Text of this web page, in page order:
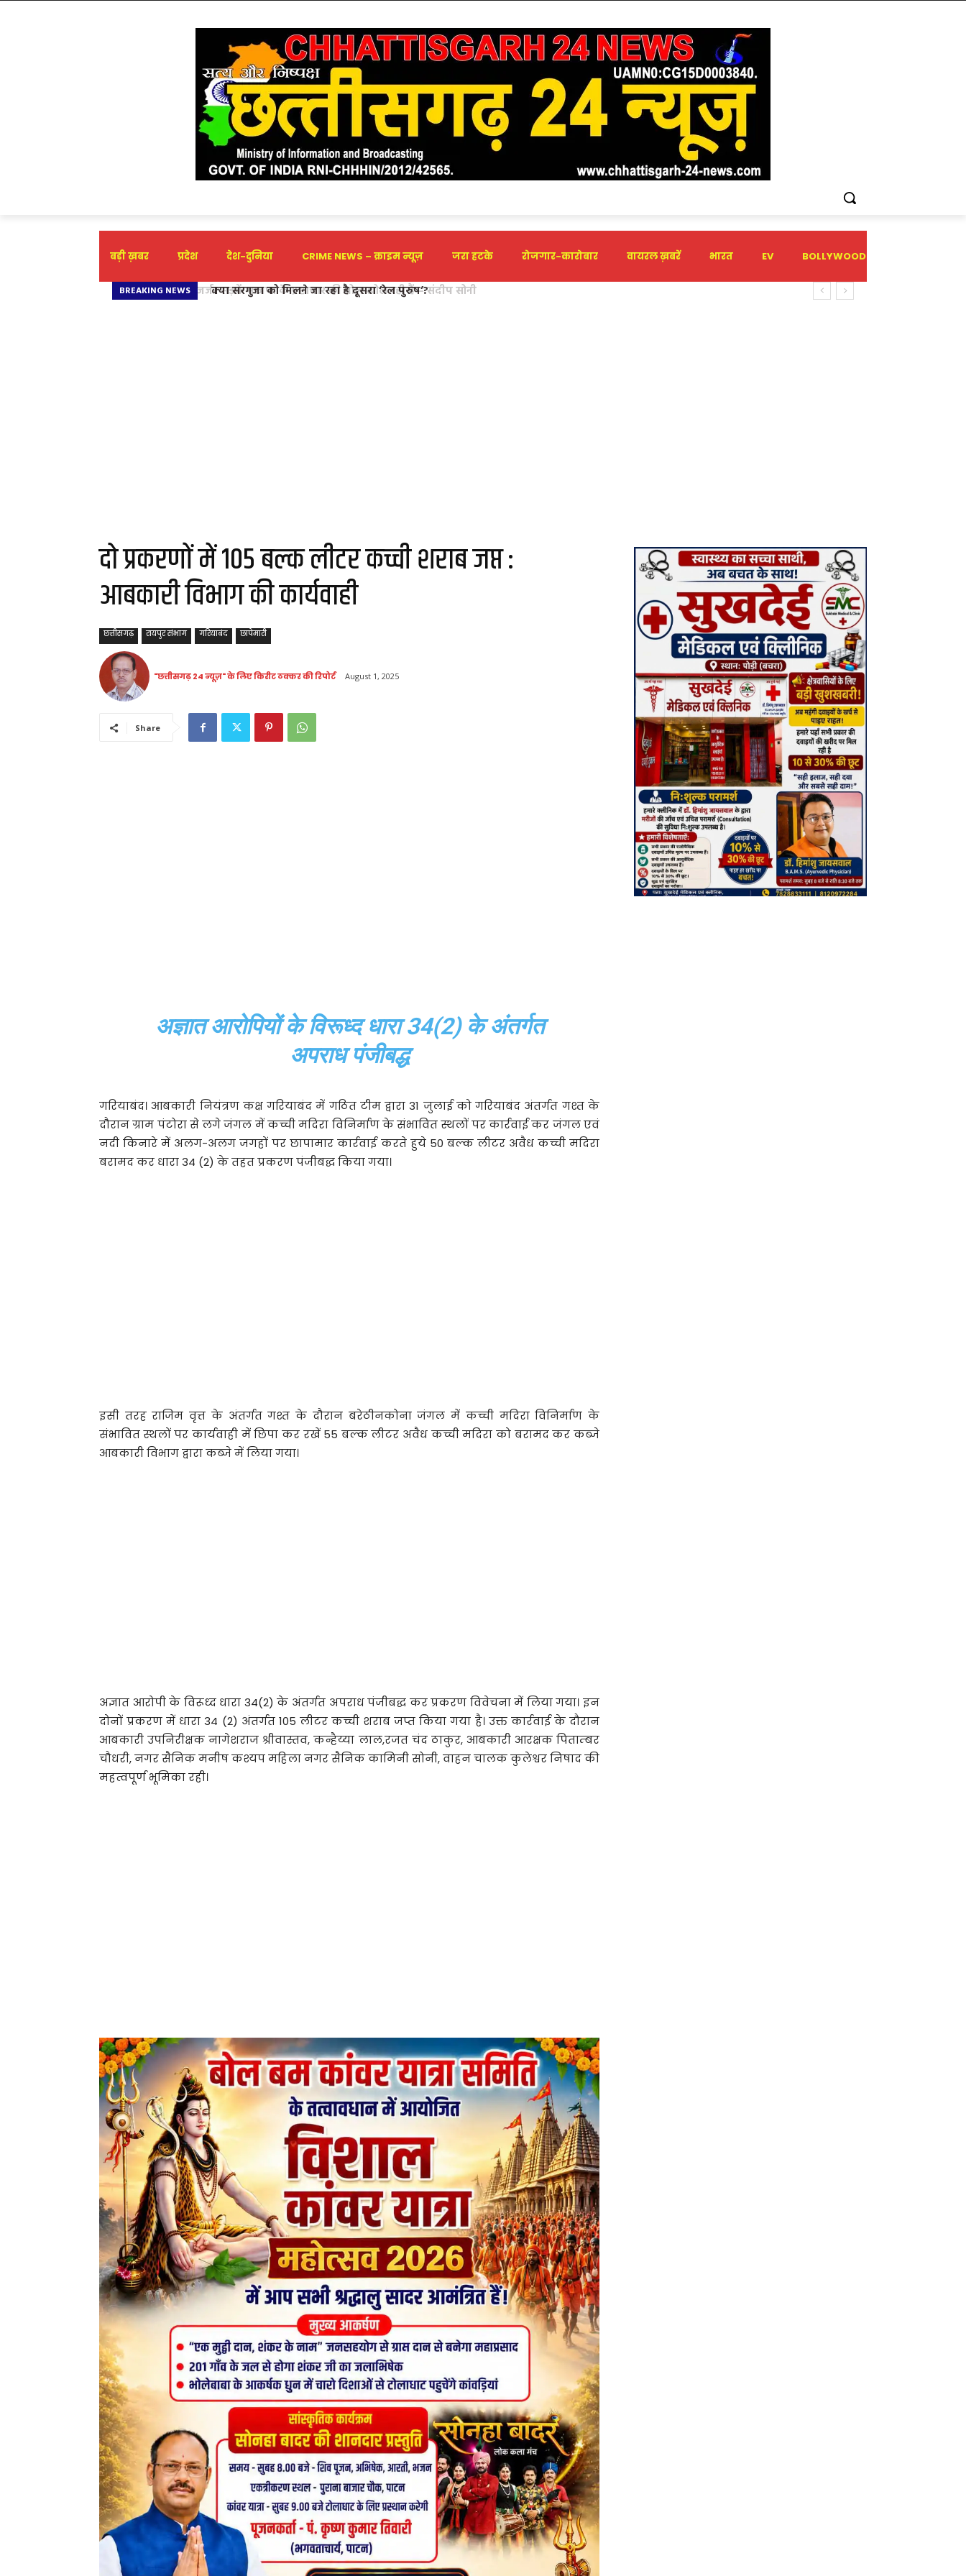
बड़ी ख़बर प्रदेश देश-दुनिया CRIME NEWS – क्राइम न्यूज़ जरा हटके रोजगार-कारोबार वायरल ख़बरें भारत EV BOLLYWOOD
BREAKING NEWS ​क्या सरगुजा को मिलने जा रहा है दूसरा ‘रेल पुरुष’? ​
दो प्रकरणों में 105 बल्क लीटर कच्ची शराब जप्त :
आबकारी विभाग की कार्यवाही
छत्तीसगढ़ रायपुर संभाग गरियाबंद छापेमारी
"छत्तीसगढ़ 24 न्यूज़" के लिए किरीट ठक्कर की रिपोर्ट August 1, 2025
Share
अज्ञात आरोपियों के विरूध्द धारा 34(2) के अंतर्गत
अपराध पंजीबद्ध
गरियाबंद। आबकारी नियंत्रण कक्ष गरियाबंद में गठित टीम द्वारा 31 जुलाई को गरियाबंद अंतर्गत गश्त के
दौरान ग्राम पंटोरा से लगे जंगल में कच्ची मदिरा विनिर्माण के संभावित स्थलों पर कार्रवाई कर जंगल एवं
नदी किनारे में अलग-अलग जगहों पर छापामार कार्रवाई करते हुये 50 बल्क लीटर अवैध कच्ची मदिरा
बरामद कर धारा 34 (2) के तहत प्रकरण पंजीबद्ध किया गया।
इसी तरह राजिम वृत्त के अंतर्गत गश्त के दौरान बरेठीनकोना जंगल में कच्ची मदिरा विनिर्माण के
संभावित स्थलों पर कार्यवाही में छिपा कर रखें 55 बल्क लीटर अवैध कच्ची मदिरा को बरामद कर कब्जे
आबकारी विभाग द्वारा कब्जे में लिया गया।
अज्ञात आरोपी के विरूध्द धारा 34(2) के अंतर्गत अपराध पंजीबद्ध कर प्रकरण विवेचना में लिया गया। इन
दोनों प्रकरण में धारा 34 (2) अंतर्गत 105 लीटर कच्ची शराब जप्त किया गया है। उक्त कार्रवाई के दौरान
आबकारी उपनिरीक्षक नागेशराज श्रीवास्तव, कन्हैय्या लाल,रजत चंद ठाकुर, आबकारी आरक्षक पिताम्बर
चौधरी, नगर सैनिक मनीष कश्यप महिला नगर सैनिक कामिनी सोनी, वाहन चालक कुलेश्वर निषाद की
महत्वपूर्ण भूमिका रही।